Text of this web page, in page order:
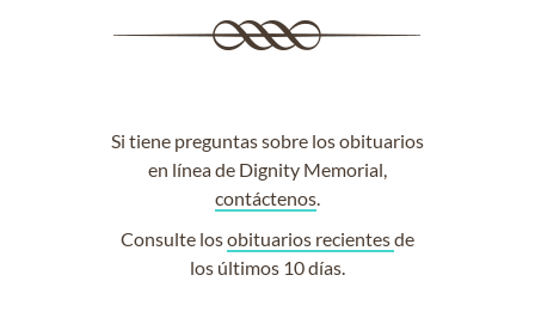
Si tiene preguntas sobre los obituarios
en línea de Dignity Memorial,
contáctenos.
Consulte losobituarios recientesde
los últimos 10 días.